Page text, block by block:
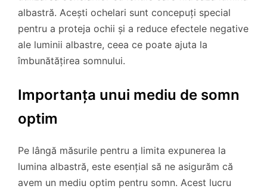
albastră. Acești ochelari sunt concepuți special
pentru a proteja ochii și a reduce efectele negative
ale luminii albastre, ceea ce poate ajuta la
îmbunătățirea somnului.
Importanța unui mediu de somn
optim
Pe lângă măsurile pentru a limita expunerea la
lumina albastră, este esențial să ne asigurăm că
avem un mediu optim pentru somn. Acest lucru